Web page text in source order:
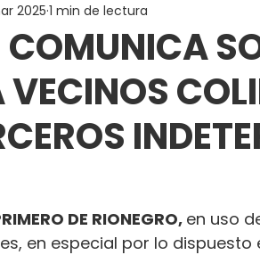
2025 1 min de lectura
DE RIONEGRO, en uso
en especial por lo dispuesto